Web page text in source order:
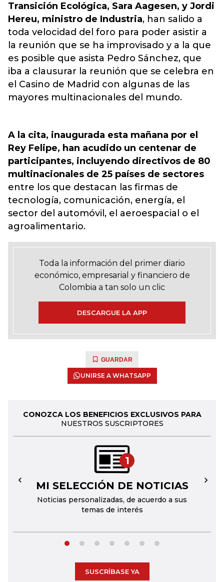
Transición Ecológica, Sara Aagesen, y Jordi
Hereu, ministro de Industria, han salido a
toda velocidad del foro para poder asistir a
la reunión que se ha improvisado y a la que
es posible que asista Pedro Sánchez, que
iba a clausurar la reunión que se celebra en
el Casino de Madrid con algunas de las
mayores multinacionales del mundo.
A la cita, inaugurada esta mañana por el
Rey Felipe, han acudido un centenar de
participantes, incluyendo directivos de 80
multinacionales de 25 países de sectores
entre los que destacan las firmas de
tecnología, comunicación, energía, el
sector del automóvil, el aeroespacial o el
agroalimentario.
Toda la información del primer diario
económico, empresarial y financiero de
Colombia a tan solo un clic
DESCARGUE LA APP
GUARDAR
UNIRSE A WHATSAPP
CONOZCA LOS BENEFICIOS EXCLUSIVOS PARA
NUESTROS SUSCRIPTORES
1
MI SELECCIÓN DE NOTICIAS
Noticias personalizadas, de acuerdo a sus
temas de interés
← →
SUSCRÍBASE YA